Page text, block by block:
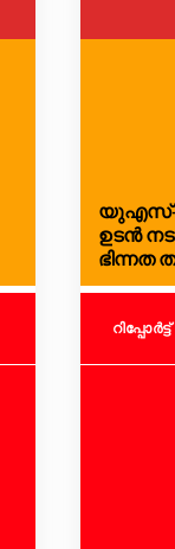
യുഎസ്-
ഉടൻ
ഭിന്നത
റിപ്പോര്‍ട്ട്